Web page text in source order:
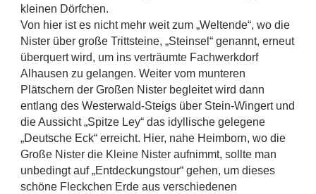
kleinen Dörfchen.
Von hier ist es nicht mehr weit zum „Weltende“, wo die
Nister über große Trittsteine, „Steinsel“ genannt, erneut
überquert wird, um ins verträumte Fachwerkdorf
Alhausen zu gelangen. Weiter vom munteren
Plätschern der Großen Nister begleitet wird dann
entlang des Westerwald-Steigs über Stein-Wingert und
die Aussicht „Spitze Ley“ das idyllische gelegene
„Deutsche Eck“ erreicht. Hier, nahe Heimborn, wo die
Große Nister die Kleine Nister aufnimmt, sollte man
unbedingt auf „Entdeckungstour“ gehen, um dieses
schöne Fleckchen Erde aus verschiedenen